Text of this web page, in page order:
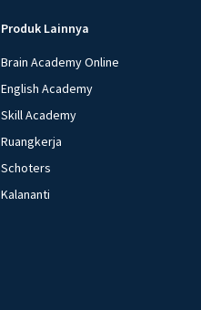
Produk Lainnya
Brain Academy Online
English Academy
Skill Academy
Ruangkerja
Schoters
Kalananti